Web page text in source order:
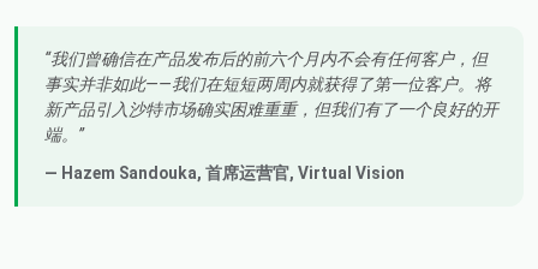
我们曾确信在产品发布后的前六个月内不会有任何客户，但
事实并非如此——我们在短短两周内就获得了第一位客户。将
新产品引入沙特市场确实困难重重，但我们有了一个良好的开
端。
— Hazem Sandouka,首席运营官, Virtual Vision